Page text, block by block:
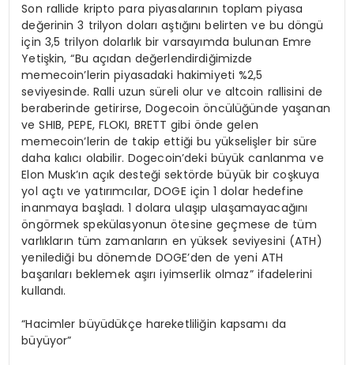
Son rallide kripto para piyasalarının toplam piyasa
değerinin 3 trilyon doları aştığını belirten ve bu döngü
için 3,5 trilyon dolarlık bir varsayımda bulunan Emre
Yetişkin, “Bu açıdan değerlendirdiğimizde
memecoin’lerin piyasadaki hakimiyeti %2,5
seviyesinde. Ralli uzun süreli olur ve altcoin rallisini de
beraberinde getirirse, Dogecoin öncülüğünde yaşanan
ve SHIB, PEPE, FLOKI, BRETT gibi önde gelen
memecoin’lerin de takip ettiği bu yükselişler bir süre
daha kalıcı olabilir. Dogecoin’deki büyük canlanma ve
Elon Musk’ın açık desteği sektörde büyük bir coşkuya
yol açtı ve yatırımcılar, DOGE için 1 dolar hedefine
inanmaya başladı. 1 dolara ulaşıp ulaşamayacağını
öngörmek spekülasyonun ötesine geçmese de tüm
varlıkların tüm zamanların en yüksek seviyesini (ATH)
yenilediği bu dönemde DOGE’den de yeni ATH
başarıları beklemek aşırı iyimserlik olmaz” ifadelerini
kullandı.
“Hacimler büyüdükçe hareketliliğin kapsamı da
büyüyor”